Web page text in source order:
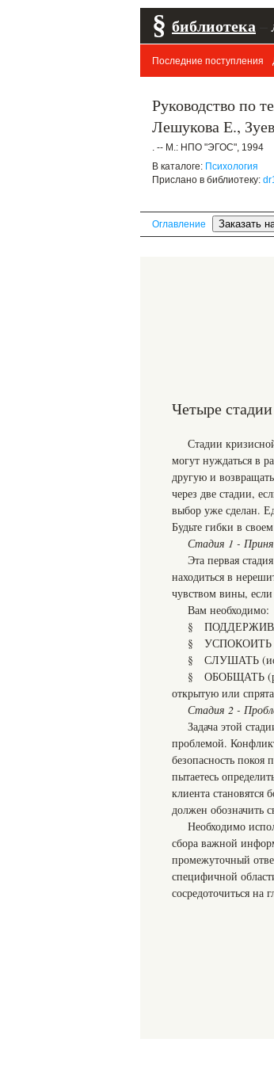
§ библиотека
Последние поступления
Руководство по
Лешукова Е.,
. -- М.: НПО "ЭГОС", 1994
В каталоге: Психология
Прислано в библиотеку:
Оглавление
Четыре
Стадии
могут нуждаться в
другую и
через две стадии,
выбор уже сделан.
Будьте гибки в
Стадия 1 -
Эта первая
находиться в
чувством вины,
Вам необходимо:
§
§ УСПОКОИТЬ (Я
§ СЛУШАТЬ
§ ОБОБЩАТЬ
открытую или
Стадия 2 -
Задача этой
проблемой.
безопасность
пытаетесь
клиента
должен обозначить
Необходимо
сбора важной
промежуточный
специфичной
сосредоточиться на